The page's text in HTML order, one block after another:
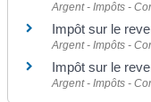
Argent - Impôts -
Impôt sur le
Argent - Impôts -
Impôt sur le
Argent - Impôts -